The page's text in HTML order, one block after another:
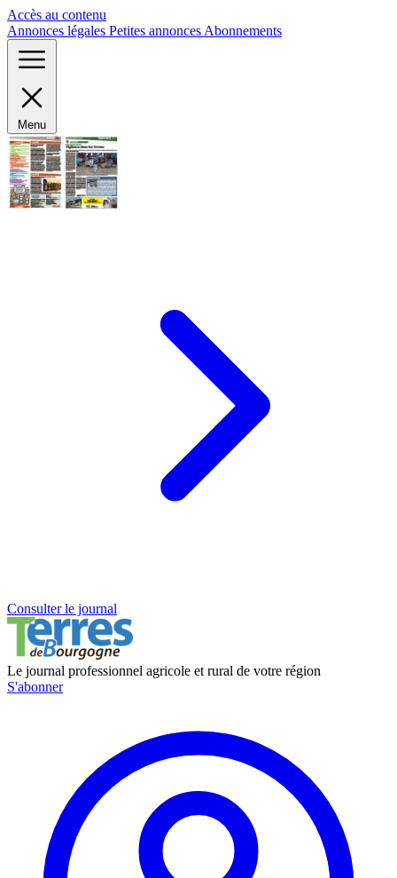
Accès au contenu
Annonces légales Petites annonces Abonnements
Menu
Consulter le journal
Le journal professionnel agricole et rural de votre région
S'abonner
Panneau de gestion des cookies